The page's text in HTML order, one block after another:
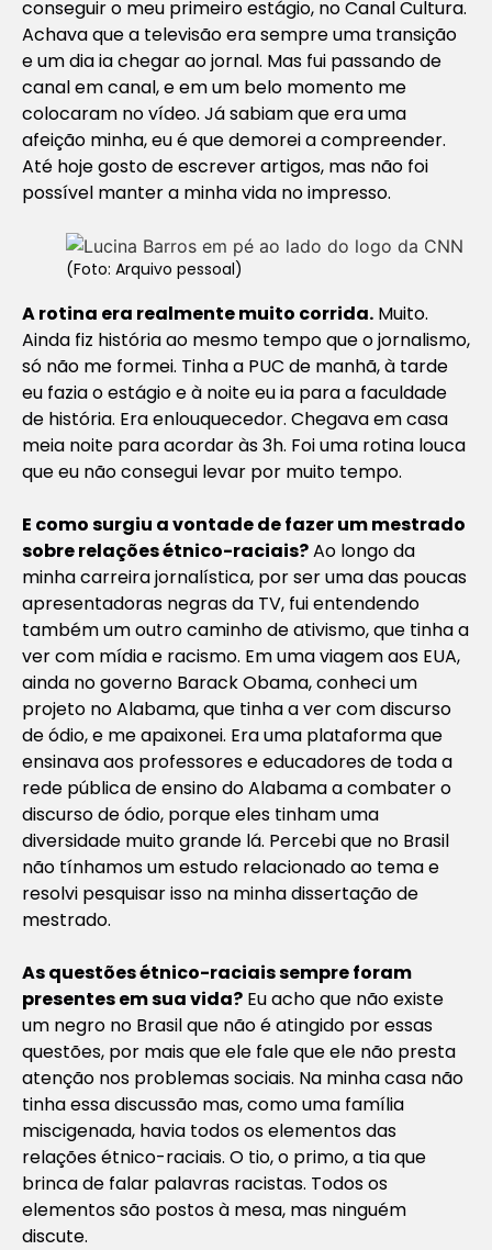
conseguir o meu primeiro estágio, no Canal Cultura.
Achava que a televisão era sempre uma transição
e um dia ia chegar ao jornal. Mas fui passando de
canal em canal, e em um belo momento me
colocaram no vídeo. Já sabiam que era uma
afeição minha, eu é que demorei a compreender.
Até hoje gosto de escrever artigos, mas não foi
possível manter a minha vida no impresso.
(Foto: Arquivo pessoal)
A rotina era realmente muito corrida. Muito.
Ainda fiz história ao mesmo tempo que o jornalismo,
só não me formei. Tinha a PUC de manhã, à tarde
eu fazia o estágio e à noite eu ia para a faculdade
de história. Era enlouquecedor. Chegava em casa
meia noite para acordar às 3h. Foi uma rotina louca
que eu não consegui levar por muito tempo.
E como surgiu a vontade de fazer um mestrado
sobre relações étnico-raciais?Ao longo da
minha carreira jornalística, por ser uma das poucas
apresentadoras negras da TV, fui entendendo
também um outro caminho de ativismo, que tinha a
ver com mídia e racismo. Em uma viagem aos EUA,
ainda no governo Barack Obama, conheci um
projeto no Alabama, que tinha a ver com discurso
de ódio, e me apaixonei. Era uma plataforma que
ensinava aos professores e educadores de toda a
rede pública de ensino do Alabama a combater o
discurso de ódio, porque eles tinham uma
diversidade muito grande lá. Percebi que no Brasil
não tínhamos um estudo relacionado ao tema e
resolvi pesquisar isso na minha dissertação de
mestrado.
As questões étnico-raciais sempre foram
presentes em sua vida? Eu acho que não existe
um negro no Brasil que não é atingido por essas
questões, por mais que ele fale que ele não presta
atenção nos problemas sociais. Na minha casa não
tinha essa discussão mas, como uma família
miscigenada, havia todos os elementos das
relações étnico-raciais. O tio, o primo, a tia que
brinca de falar palavras racistas. Todos os
elementos são postos à mesa, mas ninguém
discute.